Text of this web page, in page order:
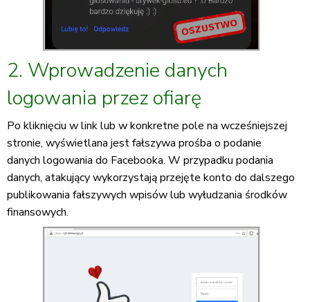
2. Wprowadzenie danych
logowania przez ofiarę
Po kliknięciu w link lub w konkretne pole na wcześniejszej
stronie, wyświetlana jest fałszywa prośba o podanie
danych logowania do Facebooka. W przypadku podania
danych, atakujący wykorzystają przejęte konto do dalszego
publikowania fałszywych wpisów lub wyłudzania środków
finansowych.